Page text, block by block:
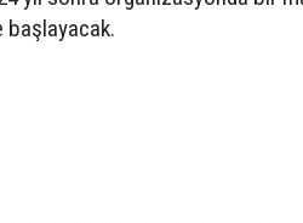
başlayacak.